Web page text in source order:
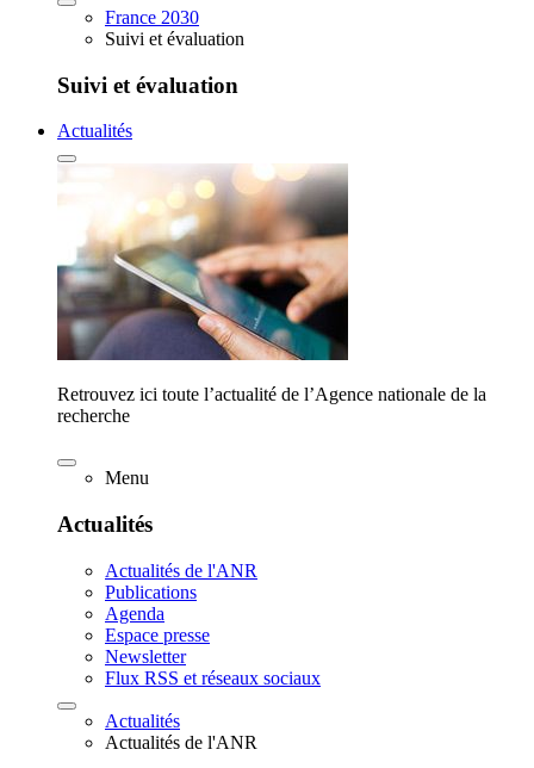
France 2030
Suivi et évaluation
Suivi et évaluation
Actualités
Retrouvez ici toute l’actualité de l’Agence nationale de la
recherche
Menu
Actualités
Actualités de l'ANR
Publications
Agenda
Espace presse
Newsletter
Flux RSS et réseaux sociaux
Actualités
Actualités de l'ANR